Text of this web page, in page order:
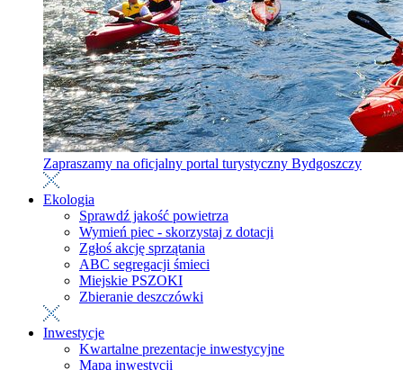
Zapraszamy na oficjalny portal turystyczny Bydgoszczy
Ekologia
Sprawdź jakość powietrza
Wymień piec - skorzystaj z dotacji
Zgłoś akcję sprzątania
ABC segregacji śmieci
Miejskie PSZOKI
Zbieranie deszczówki
Inwestycje
Kwartalne prezentacje inwestycyjne
Mapa inwestycji